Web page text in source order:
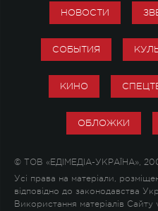
НОВОСТИ
СОБЫТИЯ
КИНО
ОБЛОЖКИ
© ТОВ «ЕДІМЕДІА-УКРАЇНА»,
Усі права на матеріали,
відповідно до законодавства
Використання матеріалів Сайту